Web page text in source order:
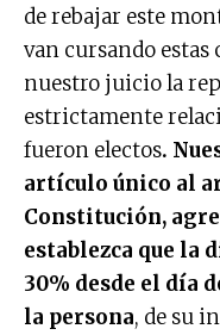
de rebajar este
van cursando estas
nuestro juicio la
estrictamente
fueron electos.
artículo único al
Constitución,
establezca que la
30% desde el día
la persona, de su